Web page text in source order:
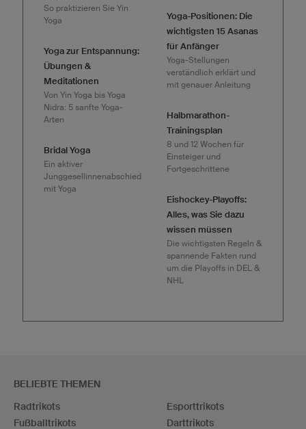
So praktizieren Sie Yin
Yoga
Yoga zur Entspannung:
Übungen &
Meditationen
Von Yin Yoga bis Yoga
Nidra: 5 sanfte Yoga-
Arten
Bridal Yoga
Ein aktiver
Junggesellinnenabschied
mit Yoga
Yoga-Positionen: Die
wichtigsten 15 Asanas
für Anfänger
Yoga-Stellungen
verständlich erklärt und
mit genauer Anleitung
Halbmarathon-
Trainingsplan
8 und 12 Wochen für
Einsteiger und
Fortgeschrittene
Eishockey-Playoffs:
Alles, was Sie dazu
wissen müssen
Die wichtigsten Regeln &
spannende Fakten rund
um die Playoffs in DEL &
NHL
BELIEBTE THEMEN
Radtrikots
Fußballtrikots
Esporttrikots
Darttrikots